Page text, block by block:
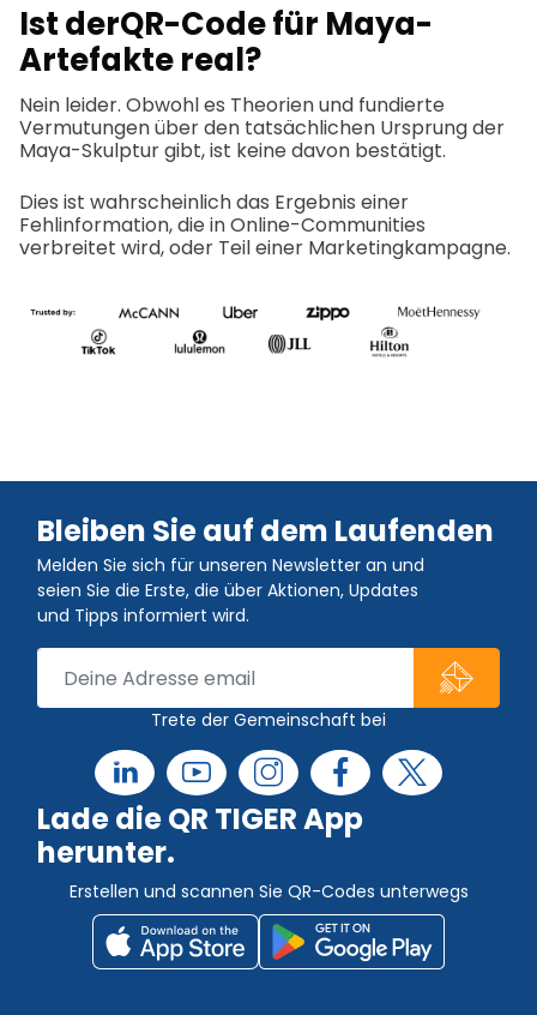
Ist derQR-Code für Maya-
Artefaktereal?
Nein leider. Obwohl es Theorien und fundierte
Vermutungen über den tatsächlichen Ursprung der
Maya-Skulptur gibt, ist keine davon bestätigt.
Dies ist wahrscheinlich das Ergebnis einer
Fehlinformation, die in Online-Communities
verbreitet wird, oder Teil einer Marketingkampagne.
Bleiben Sie auf dem Laufenden
Melden Sie sich für unseren Newsletter an und
seien Sie die Erste, die über Aktionen, Updates
und Tipps informiert wird.
Trete der Gemeinschaft bei
Lade die QR TIGER App
herunter.
Erstellen und scannen Sie QR-Codes unterwegs